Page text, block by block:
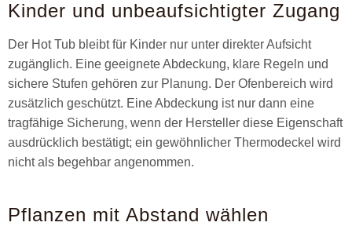
Kinder und unbeaufsichtigter Zugang
Der Hot Tub bleibt für Kinder nur unter direkter Aufsicht
zugänglich. Eine geeignete Abdeckung, klare Regeln und
sichere Stufen gehören zur Planung. Der Ofenbereich wird
zusätzlich geschützt. Eine Abdeckung ist nur dann eine
tragfähige Sicherung, wenn der Hersteller diese Eigenschaft
ausdrücklich bestätigt; ein gewöhnlicher Thermodeckel wird
nicht als begehbar angenommen.
Pflanzen mit Abstand wählen